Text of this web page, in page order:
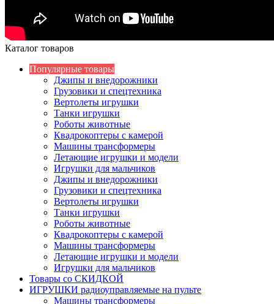
Каталог товаров
Популярные товары
Джипы и внедорожники
Грузовики и спецтехника
Вертолеты игрушки
Танки игрушки
Роботы животные
Квадрокоптеры с камерой
Машины трансформеры
Летающие игрушки и модели
Игрушки для мальчиков
Джипы и внедорожники
Грузовики и спецтехника
Вертолеты игрушки
Танки игрушки
Роботы животные
Квадрокоптеры с камерой
Машины трансформеры
Летающие игрушки и модели
Игрушки для мальчиков
Товары со СКИДКОЙ
ИГРУШКИ радиоуправляемые на пульте
Машины трансформеры